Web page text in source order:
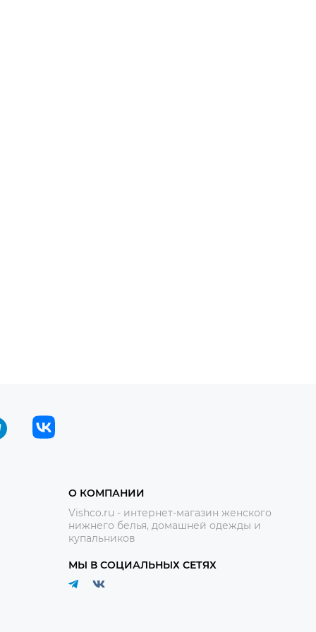
О КОМПАНИИ
Vishco.ru - интернет-магазин женского
нижнего белья, домашней одежды и
купальников
МЫ В СОЦИАЛЬНЫХ СЕТЯХ